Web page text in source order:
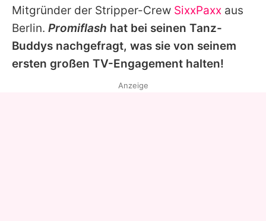
Mitgründer der Stripper-Crew SixxPaxx aus
Berlin. Promiflash hat bei seinen Tanz-
Buddys nachgefragt, was sie von seinem
ersten großen TV-Engagement halten!
Anzeige